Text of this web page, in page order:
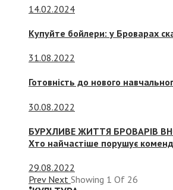
14.02.2024
Купуйте бойлери: у Броварах
31.08.2022
Готовність до нового
30.08.2022
БУРХЛИВЕ ЖИТТЯ БРОВАРІВ
Хто найчастіше порушує
29.08.2022
Prev Next Showing 1 Of 26